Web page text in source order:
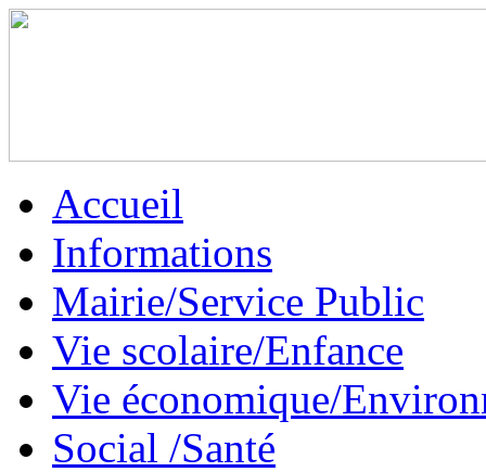
Accueil
Informations
Mairie/Service Public
Vie scolaire/Enfance
Vie économique/
Social /Santé